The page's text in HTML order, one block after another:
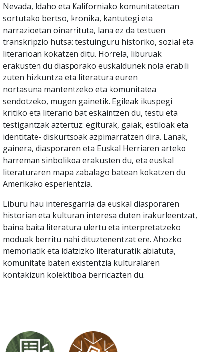
Nevada, Idaho eta Kaliforniako komunitateetan
sortutako bertso, kronika, kantutegi eta
narrazioetan oinarrituta, lana ez da testuen
transkripzio hutsa: testuinguru historiko, sozial eta
literarioan kokatzen ditu. Horrela, liburuak
erakusten du diasporako euskaldunek nola erabili
zuten hizkuntza eta literatura euren
nortasuna mantentzeko eta komunitatea
sendotzeko, mugen gainetik. Egileak ikuspegi
kritiko eta literario bat eskaintzen du, testu eta
testigantzak aztertuz: egiturak, gaiak, estiloak eta
identitate- diskurtsoak azpimarratzen dira. Lanak,
gainera, diasporaren eta Euskal Herriaren arteko
harreman sinbolikoa erakusten du, eta euskal
literaturaren mapa zabalago batean kokatzen du
Amerikako esperientzia.
Liburu hau interesgarria da euskal diasporaren
historian eta kulturan interesa duten irakurleentzat,
baina baita literatura ulertu eta interpretatzeko
moduak berritu nahi dituztenentzat ere. Ahozko
memoriatik eta idatzizko literaturatik abiatuta,
komunitate baten existentzia kulturalaren
kontakizun kolektiboa berridazten du.